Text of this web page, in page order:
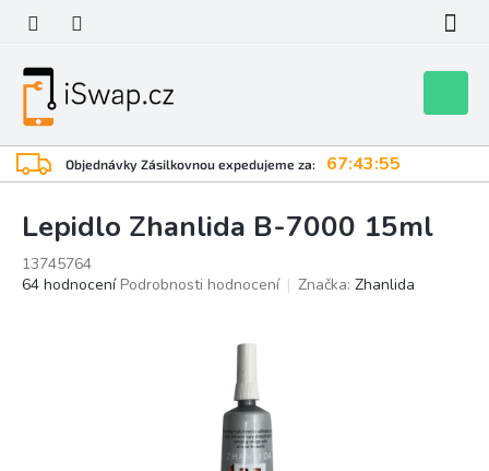
obsah
Objednávky Zásilkovnou expedujeme za: 67:43:54
košík
Lepidlo Zhanlida B-7000 15ml
13745764
Průměrné
64 hodnocení Podrobnosti hodnocení Značka: Zhanlida